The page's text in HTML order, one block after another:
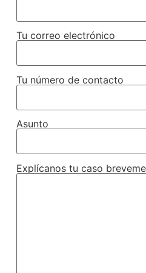
Tu correo electrónico
Tu número de contacto
Asunto
Explícanos tu caso